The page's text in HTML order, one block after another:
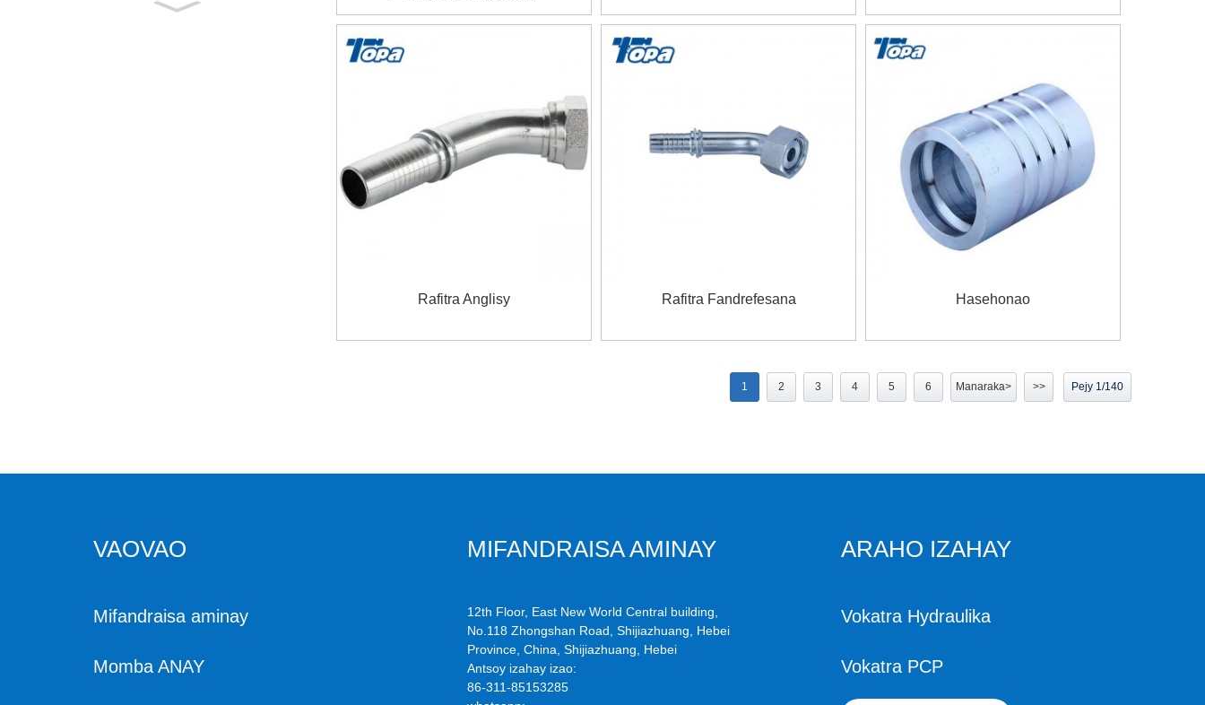
Ampiasaina Azo Ampiasaina Ao An-
Rafitra Anglisy Rafitra Fandrefesana Hasehonao
1 2 3 4 5 6 Manaraka> >> Pejy 1/140
VAOVAO
Mifandraisa aminay
Momba ANAY
MIFANDRAISA AMINAY
12th Floor, East New World Central building,
No.118 Zhongshan Road, Shijiazhuang, Hebei
Province, China, Shijiazhuang, Hebei
Antsoy izahay izao:
86-311-85153285
ARAHO IZAHAY
Vokatra Hydraulika
Vokatra PCP